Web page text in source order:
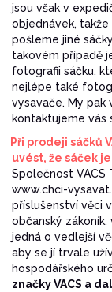
jsou však v
objednávek,
pošleme jiné
takovém případě
fotografii sáčku,
nejlépe také
vysavače. My pak
kontaktujeme vás
Při prodeji sáčků
uvést, že sáček
Společnost VACS
www.chci-
příslušenství věci
občanský
jedná o vedlejší
aby se jí trvale
hospodářského
značky VACS a